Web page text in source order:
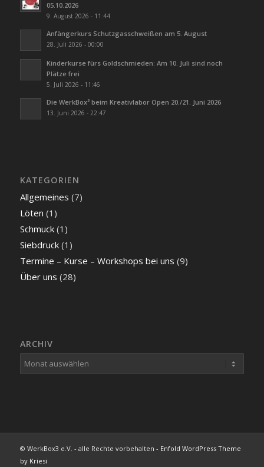
05.10.2026
9. August 2026 - 11:44
Anfängerkurs Schutzgasschweißen am 5. August
28. Juli 2026 - 00:00
Kinderkurse fürs Goldschmieden: Am 10. Juli sind noch
Plätze frei
5. Juli 2026 - 11:46
Die WerkBox³ beim Kreativlabor Open 20./21. Juni 2026
13. Juni 2026 - 22:47
KATEGORIEN
Allgemeines (7)
Löten (1)
Schmuck(1)
Siebdruck(1)
Termine – Kurse – Workshops bei uns (9)
Über uns (28)
ARCHIV
© WerkBox3 e.V. - alle Rechte vorbehalten - Enfold WordPress Theme
by Kriesi